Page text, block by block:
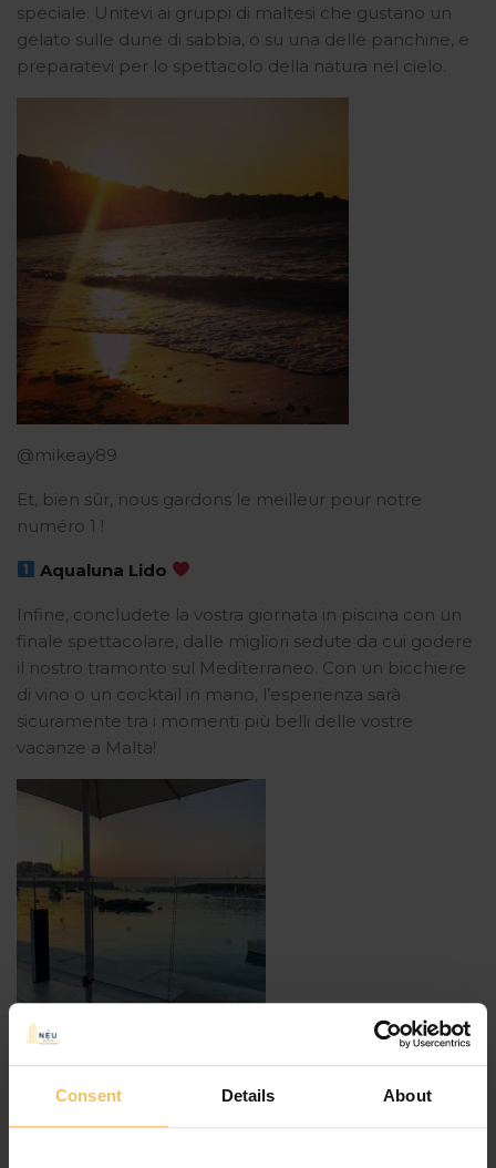
Consent Details About
speciale. Unitevi ai gruppi di maltesi che gustano un
gelato sulle dune di sabbia, o su una delle panchine, e
preparatevi per lo spettacolo della natura nel cielo.
@mikeay89
Et, bien sûr, nous gardons le meilleur pour notre
numéro 1 !
Aqualuna Lido
Infine, concludete la vostra giornata in piscina con un
finale spettacolare, dalle migliori sedute da cui godere
il nostro tramonto sul Mediterraneo. Con un bicchiere
di vino o un cocktail in mano, l’esperienza sarà
sicuramente tra i momenti più belli delle vostre
vacanze a Malta!